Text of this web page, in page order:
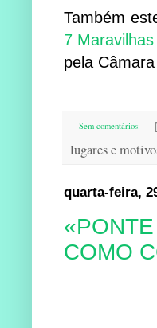
Também
7
pela
Sem comentários:
lugares e
quarta-feira,
COMO